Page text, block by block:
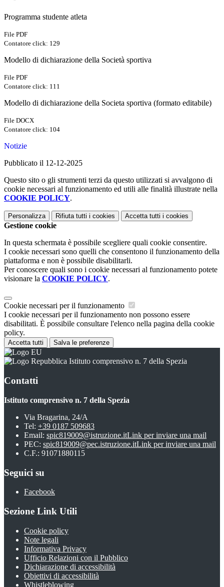
Programma studente atleta
File PDF
Contatore click: 129
Modello di dichiarazione della Società sportiva
File PDF
Contatore click: 111
Modello di dichiarazione della Societa sportiva (formato editabile)
File DOCX
Contatore click: 104
Notizie
Pubblicato il 12-12-2025
Questo sito o gli strumenti terzi da questo utilizzati si avvalgono di
cookie necessari al funzionamento ed utili alle finalità illustrate nella
COOKIE POLICY.
Personalizza Rifiuta tutti i cookies Accetta tutti i cookies
Gestione cookie
In questa schermata è possibile scegliere quali cookie consentire.
I cookie necessari sono quelli che consentono il funzionamento della
piattaforma e non è possibile disabilitarli.
Per conoscere quali sono i cookie necessari al funzionamento potete
visionare la COOKIE POLICY.
Cookie necessari per il funzionamento
I cookie necessari per il funzionamento non possono essere
disabilitati. È possibile consultare l'elenco nella pagina della cookie
policy.
Accetta tutti Salva le preferenze
Istituto comprensivo n. 7 della Spezia
Contatti
Istituto comprensivo n. 7 della Spezia
Via Bragarina, 24/A
Tel: +39 0187 509683
Email: spic819009@istruzione.itLink per inviare una mail
PEC: spic819009@pec.istruzione.itLink per inviare una mail
C.F.: 91071880115
Seguici su
Facebook
Sezione Link Utili
Cookie policy
Note legali
Informativa Privacy
Ufficio Relazioni con il Pubblico
Dichiarazione di accessibilità
Obiettivi di accessibilità
Whistleblowing